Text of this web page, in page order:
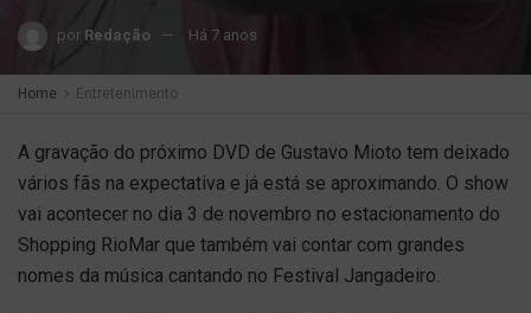
por Redação Há 7 anos
Home Entretenimento
A gravação do próximo DVD de Gustavo Mioto tem deixado
vários fãs na expectativa e já está se aproximando. O show
vai acontecer no dia 3 de novembro no estacionamento do
Shopping RioMar que também vai contar com grandes
nomes da música cantando no Festival Jangadeiro.